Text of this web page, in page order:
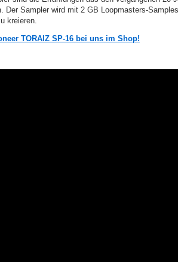
Der Sampler wird mit 2 GB Loopmasters-
kreieren.
TORAIZ SP-16 bei uns im Shop!